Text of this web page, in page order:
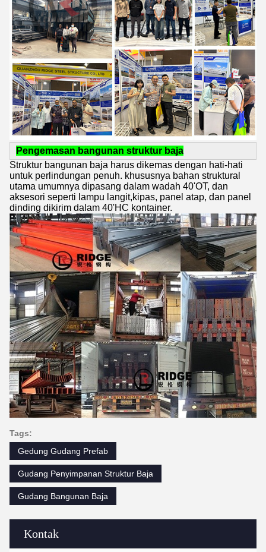
Kontak
Pengemasan bangunan struktur baja
Struktur bangunan baja harus dikemas dengan hati-hati
untuk perlindungan penuh. khususnya bahan struktural
utama umumnya dipasang dalam wadah 40'OT, dan
aksesori seperti lampu langit,kipas, panel atap, dan panel
dinding dikirim dalam 40'HC kontainer.
Tags:
Gedung Gudang Prefab
Gudang Penyimpanan Struktur Baja
Gudang Bangunan Baja